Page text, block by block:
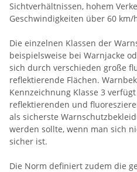
Sichtverhältnissen, hohem
Geschwindigkeiten über 60 km/
Die einzelnen Klassen der
beispielsweise bei Warnjacke
sich durch verschieden große
reflektierende Flächen.
Kennzeichnung Klasse 3
reflektierenden und
als sicherste
werden sollte, wenn man sich
sicher ist.
Die Norm definiert zudem die